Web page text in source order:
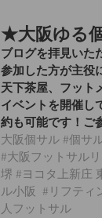
★大阪ゆる
ブログを拝見いた
参加した方が主役
天下茶屋、フット
イベントを開催し
約も可能です！ご
大阪個サル #個サ
#大阪フットサル
堺 #ヨコタ上新庄
ル小阪 #リフティ
人フットサル